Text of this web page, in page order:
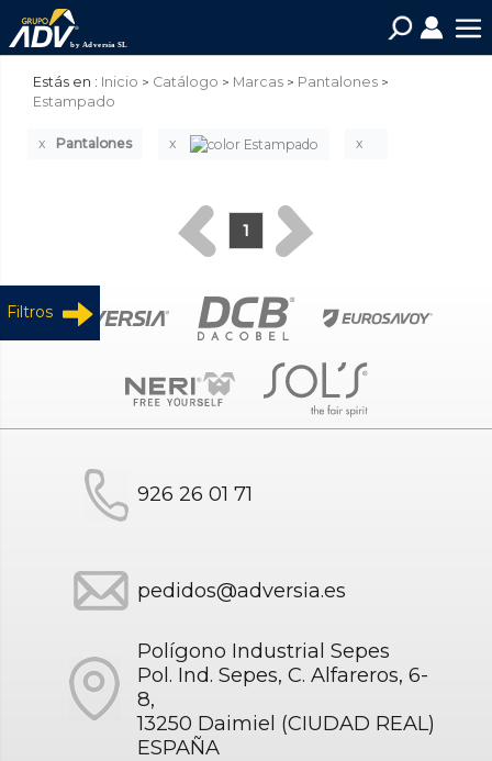
Estás en : Inicio Catálogo Marcas
Pantalones
Estampado
Filtros
Pantalones
1
926 26 01 71
pedidos@adversia.es
Polígono Industrial Sepes
Pol. Ind. Sepes, C. Alfareros, 6-
8,
13250 Daimiel (CIUDAD REAL)
ESPAÑA